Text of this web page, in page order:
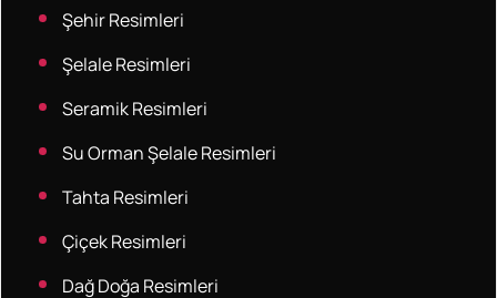
Şehir Resimleri
Şelale Resimleri
Seramik Resimleri
Su Orman Şelale Resimleri
Tahta Resimleri
Çiçek Resimleri
Dağ Doğa Resimleri